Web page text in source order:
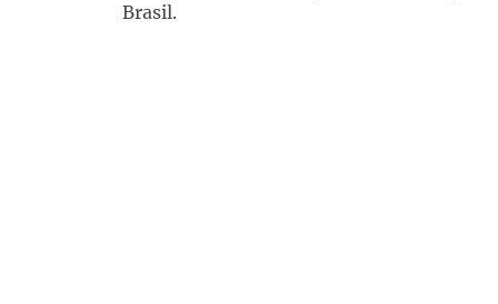
Brasil.